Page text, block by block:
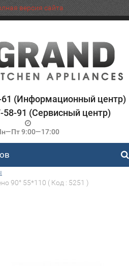
версия сайта
61 (Информационный центр)
58-91 (Сервисный центр)
9:00—17:00
90° 55*110 ( Код : 5251 )